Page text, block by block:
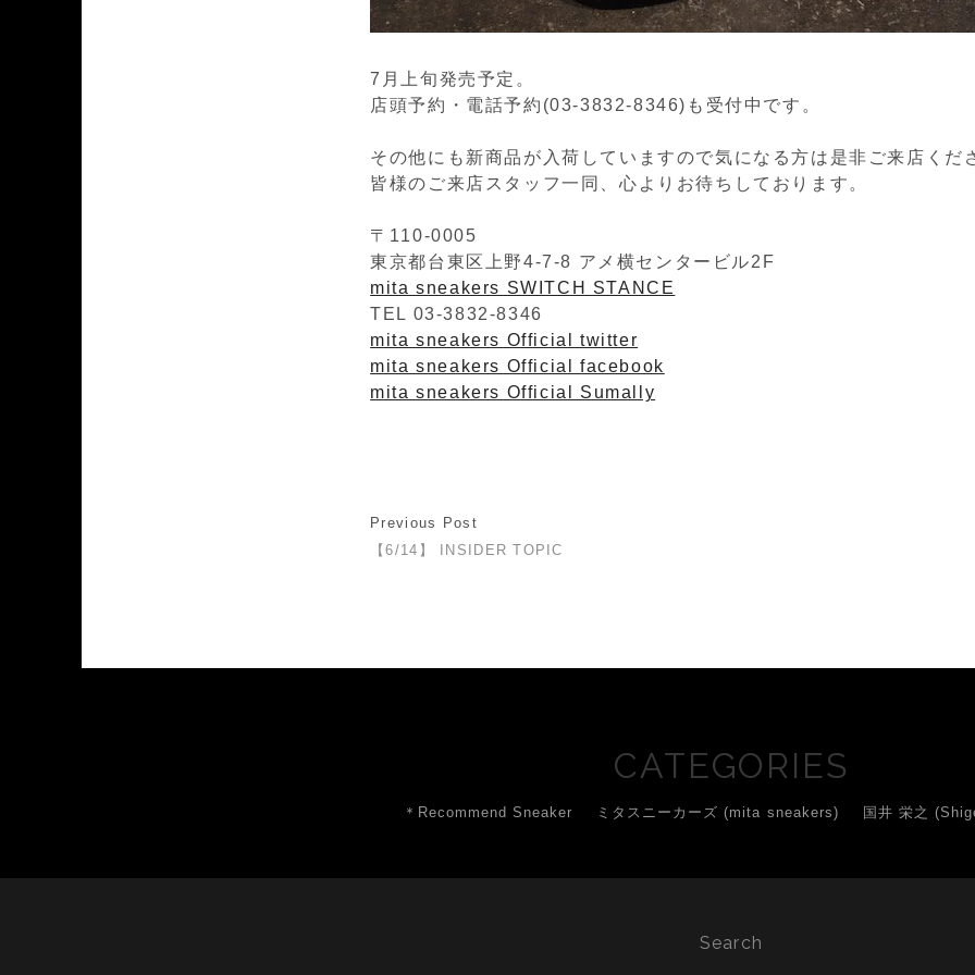
7月上旬発売予定。
店頭予約・電話予約(03-3832-8346)も受付中です。
その他にも新商品が入荷していますので気になる方は是非ご来店くだ
皆様のご来店スタッフ一同、心よりお待ちしております。
〒110-0005
東京都台東区上野4-7-8 アメ横センタービル2F
mita sneakers SWITCH STANCE
TEL 03-3832-8346
mita sneakers Official twitter
mita sneakers Official facebook
mita sneakers Official Sumally
Previous Post
【6/14】 INSIDER TOPIC
CATEGORIES
＊Recommend Sneaker ミタスニーカーズ (mita sneakers) 国井 栄之
Search